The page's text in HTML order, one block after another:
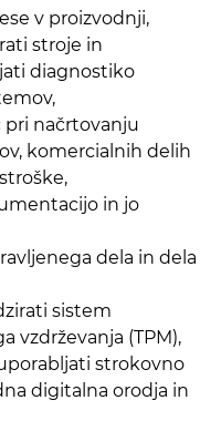
v proizvodnji,
stroje in
diagnostiko
načrtovanju
komercialnih delih
in jo
dela in dela
sistem
vzdrževanja (TPM),
strokovno
digitalna orodja in